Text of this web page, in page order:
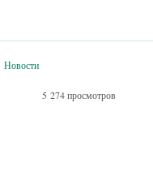
Новости
5 274 просмотров